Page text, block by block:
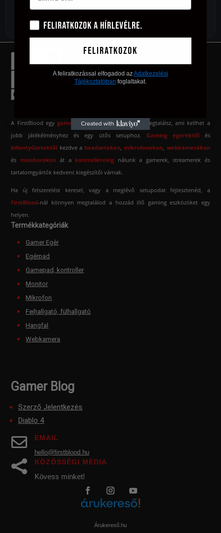
A FirstBlood egygamer webshop , ahol mindent megtalálsz, ami kellhet a
jobb játékélményhez és egy ütős setuphoz. Gaming egerektőlés
billentyűzetektől kezdve a headseteken, mikrofonokon, webkamerákon
és monitorokonát a kontrollerekig nálunk a gamerek, streamerek és
tartalomgyártók kedvenc kiegészítői várnak.
Ha új felszerelést keresel, vagy a meglévő setupodat fejlesztenéd, a
FirstBlood-nál könnyen megtalálod a hozzád illő gaming eszközöket egy
helyen.
Termékkategóriák
Gamer Egér
Egérpad
Gamepad, kontroller
Monitor
Mikrofon
Fejhallgató, fülhallgató
Hangfal
Webkamera
Gamer Blog
Szerző Jelentkezés
Diablo 4
 EMAIL
hello@firstblood.hu
 KÖZÖSSÉGI MÉDIA
Kövess minket!
Árukereső.hu
Feliratkozok a hírlevélre.
Feliratkozok
A feliratkozással elfogadod azAdatkezelési
Tájékoztatóban foglaltakat.